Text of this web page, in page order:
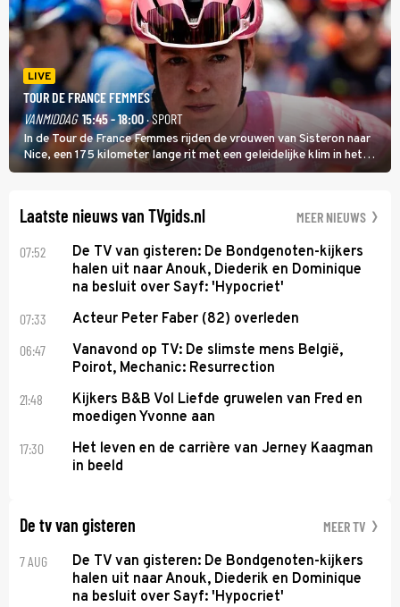
LIVE
TOUR DE FRANCE FEMMES
VANMIDDAG 15:45 - 18:00· SPORT
In de Tour de France Femmes rijden de vrouwen van Sisteron naar
Nice, een 175 kilometer lange rit met een geleidelijke klim in het
midden. Dat is mogelijk niet de zwaarste hindernis, dat is de
Laatste nieuws van TVgids.nl MEER NIEUWS
07:52
De TV van gisteren: De Bondgenoten-kijkers
halen uit naar Anouk, Diederik en Dominique
na besluit over Sayf: 'Hypocriet'
07:33 Acteur Peter Faber (82) overleden
06:47
Vanavond op TV: De slimste mens België,
Poirot, Mechanic: Resurrection
21:48
Kijkers B&B Vol Liefde gruwelen van Fred en
moedigen Yvonne aan
17:30
Het leven en de carrière van Jerney Kaagman
in beeld
De tv van gisteren MEER TV
7 AUG
De TV van gisteren: De Bondgenoten-kijkers
halen uit naar Anouk, Diederik en Dominique
na besluit over Sayf: 'Hypocriet'